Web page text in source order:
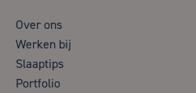
Over ons
Werken bij
Slaaptips
Portfolio